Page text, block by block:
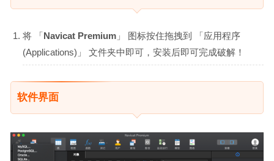
将 「Navicat Premium 」 图标按住拖拽到 「应用程序
(Applications)」 文件夹中即可，安装后即可完成破解！
软件界面